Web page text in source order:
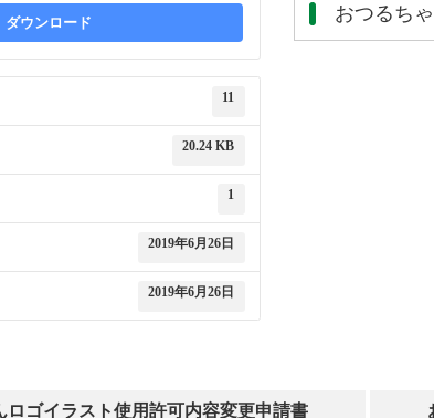
ダウンロード
11
20.24 KB
1
2019年6月26日
2019年6月26日
おつるち
ロゴイラスト使用許可内容変更申請書